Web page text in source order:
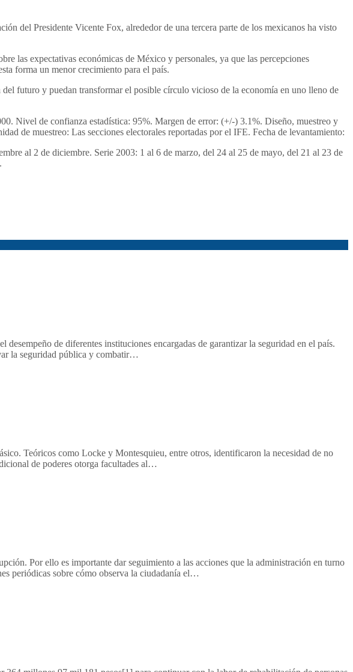
del Presidente Vicente Fox, alrededor de una tercera parte de los mexicanos ha visto
las expectativas económicas de México y personales, ya que las percepciones
forma un menor crecimiento para el país.
futuro y puedan transformar el posible círculo vicioso de la economía en uno lleno de
Nivel de confianza estadística: 95%. Margen de error: (+/-) 3.1%. Diseño, muestreo y
de muestreo: Las secciones electorales reportadas por el IFE. Fecha de levantamiento:
al 2 de diciembre. Serie 2003: 1 al 6 de marzo, del 24 al 25 de mayo, del 21 al 23 de
de diferentes instituciones encargadas de garantizar la seguridad en el país.
la seguridad pública y combatir…
Teóricos como Locke y Montesquieu, entre otros, identificaron la necesidad de no
de poderes otorga facultades al…
Por ello es importante dar seguimiento a las acciones que la administración en turno
periódicas sobre cómo observa la ciudadanía el…